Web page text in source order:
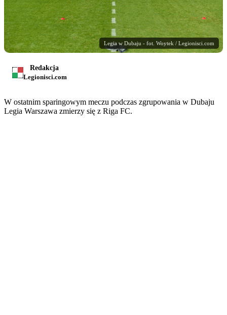
Legia w Dubaju - fot. Woytek / Legionisci.com
Redakcja
Legionisci.com
W ostatnim sparingowym meczu podczas zgrupowania w Dubaju
Legia Warszawa zmierzy się z Riga FC.